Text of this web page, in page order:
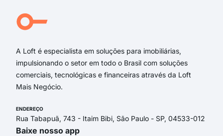
A Loft é especialista em soluções para imobiliárias,
impulsionando o setor em todo o Brasil com soluções
comerciais, tecnológicas e financeiras através da Loft
Mais Negócio.
ENDEREÇO
Rua Tabapuã, 743 - Itaim Bibi, São Paulo - SP, 04533-012
Baixe nosso app